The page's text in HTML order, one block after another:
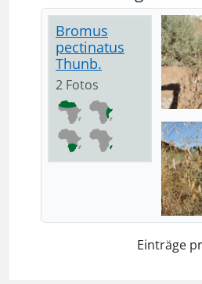
Bromus
pectinatus
Thunb.
2 Fotos
Einträge